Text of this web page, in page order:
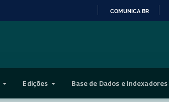
CONTEÚDO
COMUNICA BR
Edições Base de Dados e Indexadores